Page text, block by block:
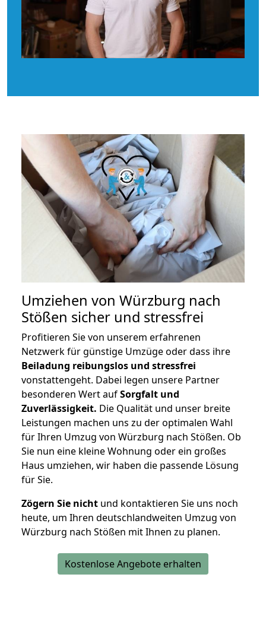
Umziehen von Würzburg nach
Stößen sicher und stressfrei
Profitieren Sie von unserem erfahrenen
Netzwerk für günstige Umzüge oder dass ihre
Beiladung reibungslos und stressfrei
vonstattengeht. Dabei legen unsere Partner
besonderen Wert aufSorgfalt und
Zuverlässigkeit. Die Qualität und unser breite
Leistungen machen uns zu der optimalen Wahl
für Ihren Umzug von Würzburg nach Stößen. Ob
Sie nun eine kleine Wohnung oder ein großes
Haus umziehen, wir haben die passende Lösung
für Sie.
Zögern Sie nicht und kontaktieren Sie uns noch
heute, um Ihren deutschlandweiten Umzug von
Würzburg nach Stößen mit Ihnen zu planen.
Kostenlose Angebote erhalten